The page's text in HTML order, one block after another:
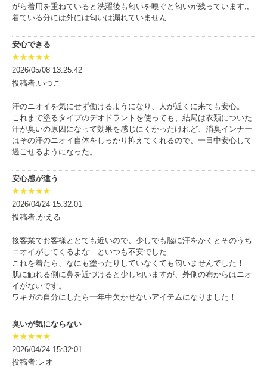
がら着用を重ねていると洗濯後も匂いを嗅ぐと匂いが残っています,,
着ている分には外には匂いは漏れていません
安心できる
★★★★★
2026/05/08 13:25:42
投稿者:いつこ
汗のニオイを気にせず働けるようになり、人が近くに来ても安心。
これまで塗るタイプのデオドラントを使っても、結局は衣類についた
汗が臭いの原因になって効果を感じにくかったけれど、消臭インナー
はその汗のニオイ自体をしっかり抑えてくれるので、一日中安心して
過ごせるようになった。
安心感が違う
★★★★★
2026/04/24 15:32:01
投稿者:かえる
接客業でお客様ととても近いので、少しでも脇に汗をかくとそのうち
ニオイがしてくるよな…といつも不安でした
これを着たら、なにも塗ったりしていなくても匂いませんでした！
肌に触れる側に鼻を近づけると少し匂いますが、外側の布からはニオ
イがないです。
ワキガの自分にしたら一年中欠かせないアイテムになりました！
臭いが気にならない
★★★★★
2026/04/24 15:32:01
投稿者:レオ